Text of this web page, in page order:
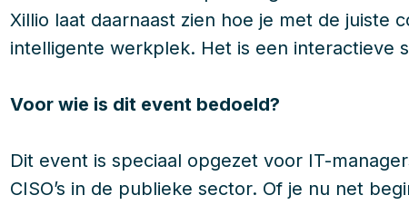
Xillio laat daarnaast zien hoe je met de juiste
intelligente werkplek. Het is een interactieve
Voor wie is dit event bedoeld?
Dit event is speciaal opgezet voor IT-
CISO’s in de publieke sector. Of je nu net